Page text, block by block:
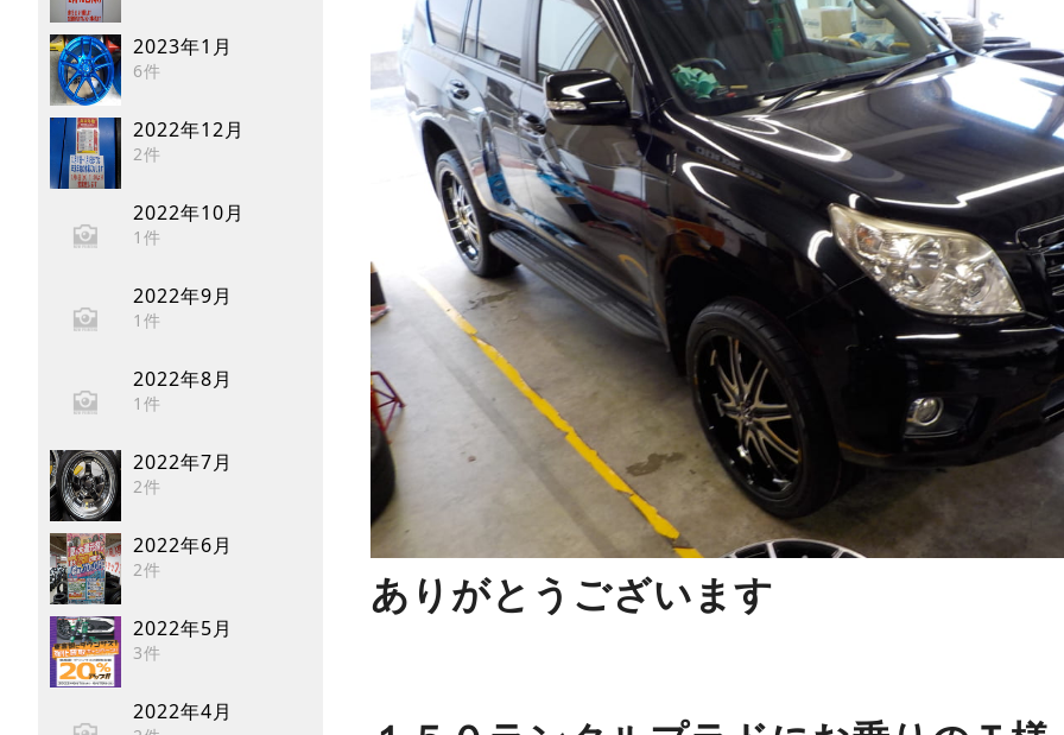
2023年1月
6件
2022年12月
2件
2022年10月
1件
2022年9月
1件
2022年8月
1件
2022年7月
2件
2022年6月
2件
2022年5月
3件
2022年4月
ありがとうございます